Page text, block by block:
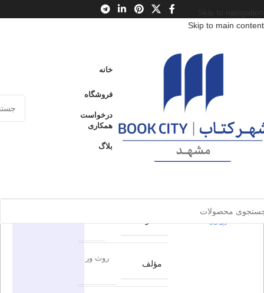
Skip to main content
خانه
فروشگاه
درخواست
همکاری
بلاگ
محصولات / کتاب بزرگسال
فروخته شده
0 بدون
دیدگاه
در یک جنگل
تاریک تاریک
مؤلف
روث ور